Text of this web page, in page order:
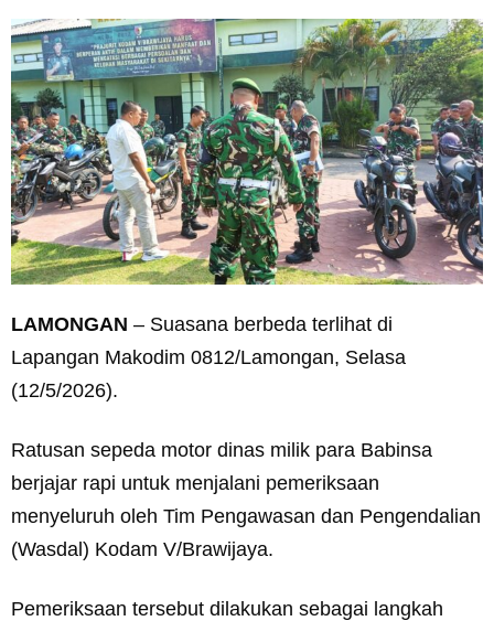
LAMONGAN – Suasana berbeda terlihat di
Lapangan Makodim 0812/Lamongan, Selasa
(12/5/2026).
Ratusan sepeda motor dinas milik para Babinsa
berjajar rapi untuk menjalani pemeriksaan
menyeluruh oleh Tim Pengawasan dan Pengendalian
(Wasdal) Kodam V/Brawijaya.
Pemeriksaan tersebut dilakukan sebagai langkah